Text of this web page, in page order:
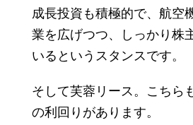
成長投資も積極的で、航空
業を広げつつ、しっかり株
いるというスタンスです。
そして芙蓉リース。こちら
の利回りがあります。